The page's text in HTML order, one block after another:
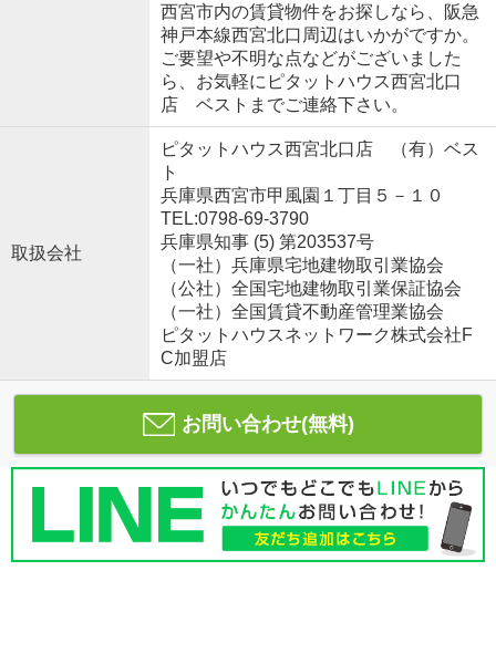
西宮市内の賃貸物件をお探しなら、阪急
神戸本線西宮北口周辺はいかがですか。
ご要望や不明な点などがございました
ら、お気軽にピタットハウス西宮北口
店 ベストまでご連絡下さい。
取扱会社
ピタットハウス西宮北口店 （有）ベス
ト
兵庫県西宮市甲風園１丁目５－１０
TEL:0798-69-3790
兵庫県知事 (5) 第203537号
（一社）兵庫県宅地建物取引業協会
（公社）全国宅地建物取引業保証協会
（一社）全国賃貸不動産管理業協会
ピタットハウスネットワーク株式会社F
C加盟店
お問い合わせ(無料)